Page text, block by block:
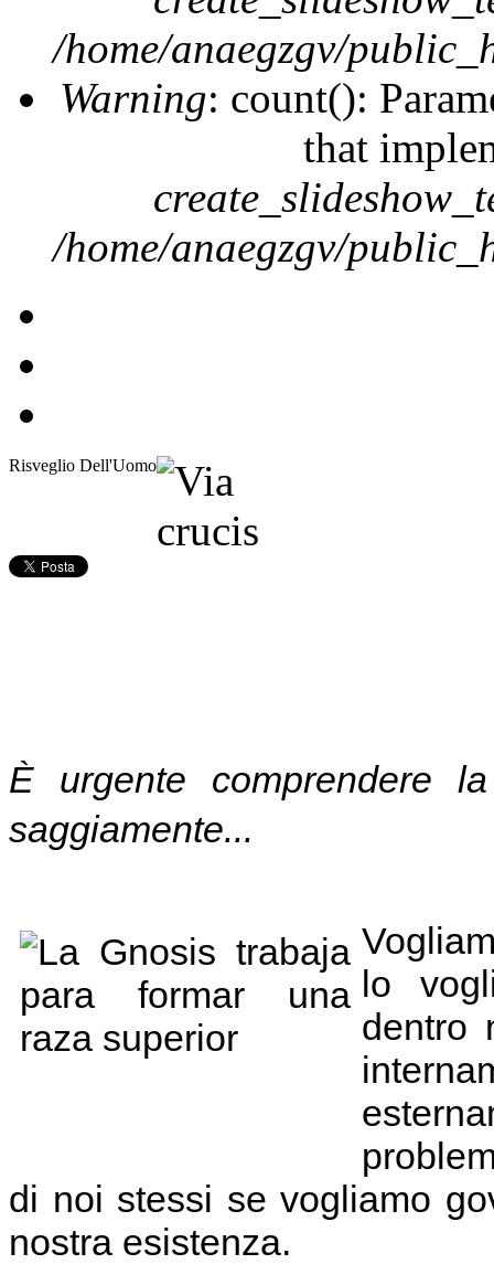
/home/anaegzgv/
Warning: count():
that
/home/anaegzgv/
Risveglio Dell'Uomo
È urgente comprendere
saggiamente...
lo
dentro
di noi stessi se vogliamo
nostra esistenza.